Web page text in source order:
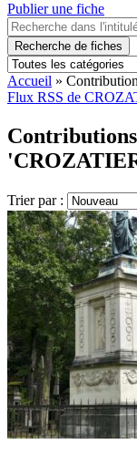
Publier une fiche
Recherche de fiches
Accueil »
Flux RSS de
Contributions
Trier par :